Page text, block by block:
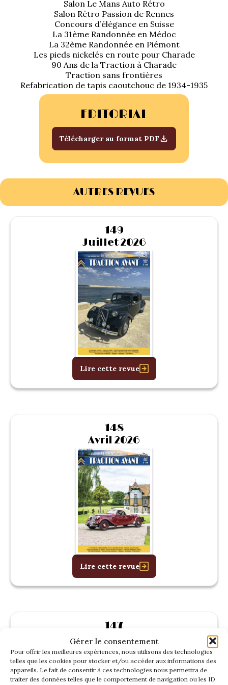
Gérer le consentement
Pour offrir les meilleures expériences, nous utilisons des technologies
telles que les cookies pour stocker et/ou accéder aux informations des
appareils. Le fait de consentir à ces technologies nous permettra de
traiter des données telles que le comportement de navigation ou les ID
1934/1941
Evolution 11 –
1945/1952
Evolution 11 –
1952/1957
1938/1947
La 15/6 D –
1947/1955
La 15/6 H –
1954/1956
Salon Le Mans Auto Rétro
Salon Rétro Passion de Rennes
Concours d’élégance en Suisse
La 31ème Randonnée en Médoc
La 32ème Randonnée en Piémont
Les pieds nickelés en route pour Charade
90 Ans de la Traction à Charade
Traction sans frontières
Refabrication de tapis caoutchouc de 1934-1935
EDITORIAL
Télécharger au format PDF
AUTRES REVUES
149
Juillet 2026
Lire cette revue
148
Avril 2026
Lire cette revue
147
Janvier 2026